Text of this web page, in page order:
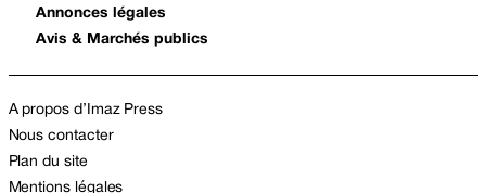
Annonces légales
Avis & Marchés publics
A propos d’Imaz Press
Nous contacter
Plan du site
Mentions légales